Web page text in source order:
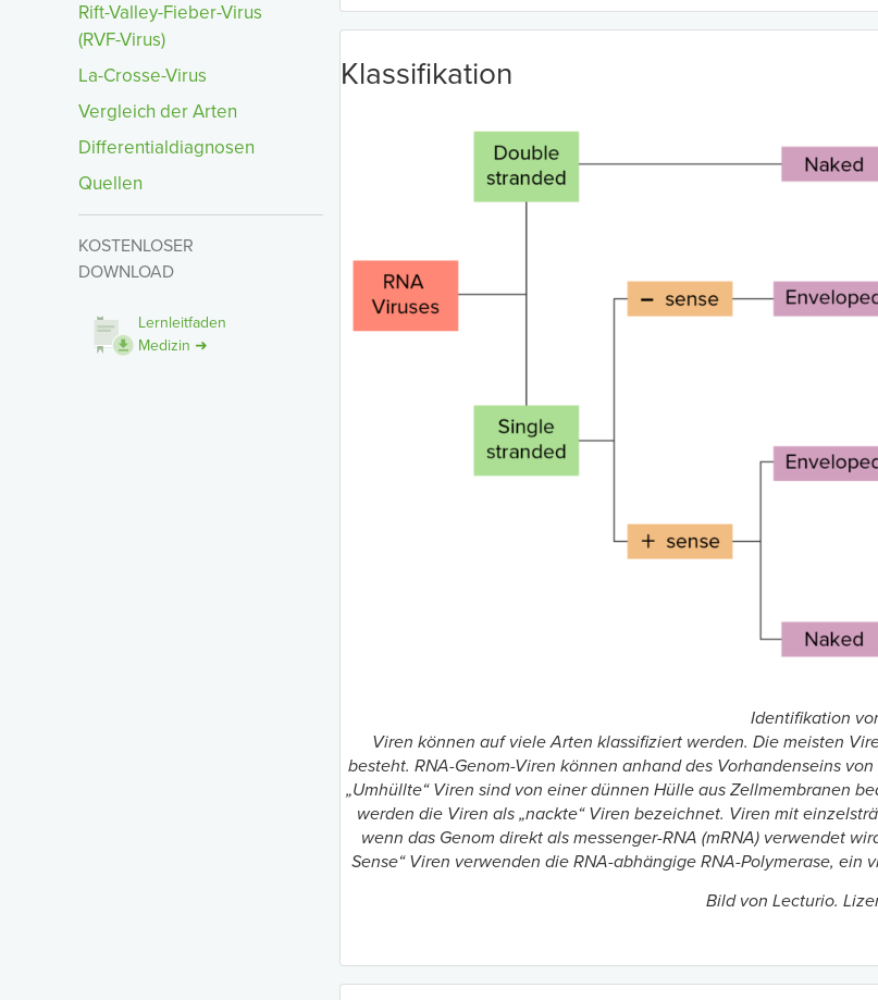
Rift-Valley-Fieber-Virus
(RVF-Virus)
La-Crosse-Virus
Vergleich der Arten
Differentialdiagnosen
Quellen
KOSTENLOSER
DOWNLOAD
Lernleitfaden
Medizin ➜
Klassifikation
Identifikation
Viren können auf viele Arten klassifiziert werden. Die meisten
besteht. RNA-Genom-Viren können anhand des Vorhandenseins
„Umhüllte“ Viren sind von einer dünnen Hülle aus Zellmembranen
werden die Viren als „nackte“ Viren bezeichnet. Viren mit
wenn das Genom direkt als messenger-RNA (mRNA) verwendet
Sense“ Viren verwenden die RNA-abhängige RNA-Polymerase, ein
Bild von Lecturio.